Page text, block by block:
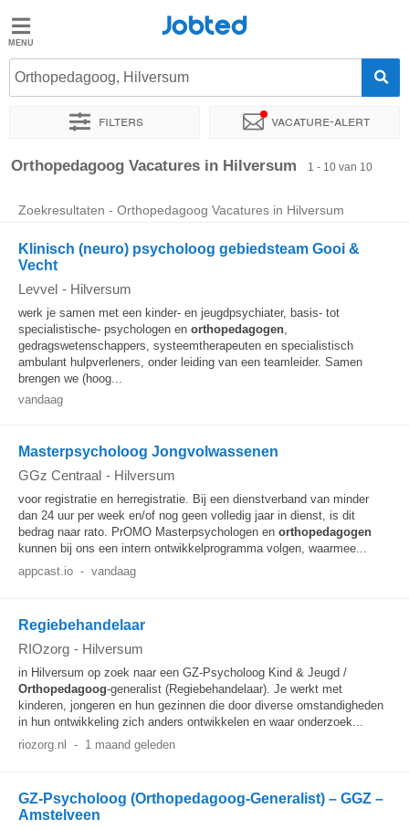
Jobted
Vacatures
Salarissen
Jobted
Orthopedagoog, Hilversum
Filters Vacature-alert
Sorteer op Exacte locatie Soort dienstverband Werkuren
Orthopedagoog Vacatures in Hilversum 1 - 10 van 10
Zoekresultaten - Orthopedagoog Vacatures in Hilversum
Klinisch (neuro) psycholoog gebiedsteam Gooi &
Vecht
Levvel - Hilversum
werk je samen met een kinder- en jeugdpsychiater, basis- tot
specialistische- psychologen en orthopedagogen,
gedragswetenschappers, systeemtherapeuten en specialistisch
ambulant hulpverleners, onder leiding van een teamleider. Samen
brengen we (hoog...
vandaag
Masterpsycholoog Jongvolwassenen
GGz Centraal - Hilversum
voor registratie en herregistratie. Bij een dienstverband van minder
dan 24 uur per week en/of nog geen volledig jaar in dienst, is dit
bedrag naar rato. PrOMO Masterpsychologen en orthopedagogen
kunnen bij ons een intern ontwikkelprogramma volgen, waarmee...
appcast.io - vandaag
Regiebehandelaar
RIOzorg - Hilversum
in Hilversum op zoek naar een GZ-Psycholoog Kind & Jeugd /
Orthopedagoog-generalist (Regiebehandelaar). Je werkt met
kinderen, jongeren en hun gezinnen die door diverse omstandigheden
in hun ontwikkeling zich anders ontwikkelen en waar onderzoek...
riozorg.nl
- 1 maand geleden
GZ-Psycholoog (Orthopedagoog-Generalist) – GGZ –
Amstelveen